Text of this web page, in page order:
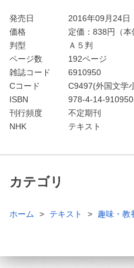
発売日
2016年09月24日
価格
定価： 838円（本
判型
Ａ５判
ページ数
192ページ
雑誌コード
6910950
Cコード
C9497(外国文学
ISBN
978-4-14-
刊行頻度
不定期刊
NHK
テキスト
カテゴリ
ホーム テキスト 趣味・教